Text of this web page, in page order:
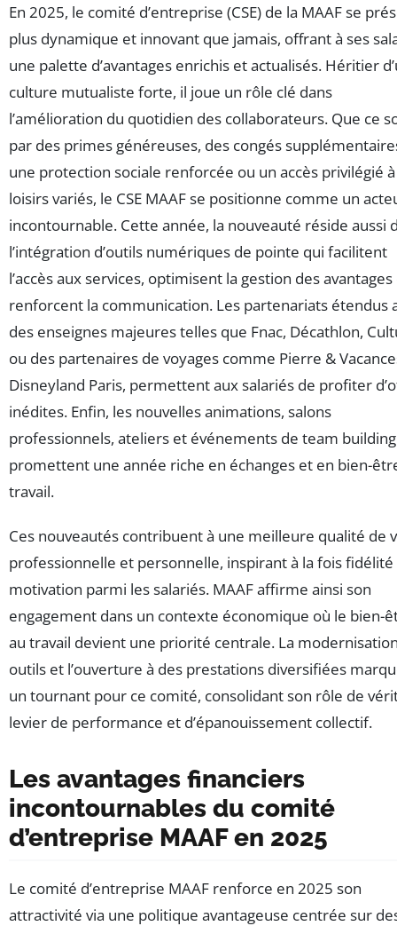
En 2025, le comité d’entreprise (CSE) de la MAAF se
plus dynamique et innovant que jamais, offrant à ses
une palette d’avantages enrichis et actualisés. Héritier
culture mutualiste forte, il joue un rôle clé dans
l’amélioration du quotidien des collaborateurs. Que ce
par des primes généreuses, des congés
une protection sociale renforcée ou un accès privilégié
loisirs variés, le CSE MAAF se positionne comme un
incontournable. Cette année, la nouveauté réside aussi
l’intégration d’outils numériques de pointe qui facilitent
l’accès aux services, optimisent la gestion des
renforcent la communication. Les partenariats étendus
des enseignes majeures telles que Fnac, Décathlon,
ou des partenaires de voyages comme Pierre &
Disneyland Paris, permettent aux salariés de profiter
inédites. Enfin, les nouvelles animations, salons
professionnels, ateliers et événements de team building
promettent une année riche en échanges et en bien-
travail.
Ces nouveautés contribuent à une meilleure qualité de
professionnelle et personnelle, inspirant à la fois
motivation parmi les salariés. MAAF affirme ainsi son
engagement dans un contexte économique où le bien-
au travail devient une priorité centrale. La
outils et l’ouverture à des prestations diversifiées
un tournant pour ce comité, consolidant son rôle de
levier de performance et d’épanouissement collectif.
Les avantages financiers
incontournables du comité
d’entreprise MAAF en 2025
Le comité d’entreprise MAAF renforce en 2025 son
attractivité via une politique avantageuse centrée sur